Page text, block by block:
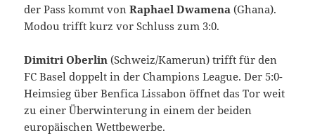
der Pass kommt vonRaphael Dwamena (Ghana).
Modou trifft kurz vor Schluss zum 3:0.
Dimitri Oberlin (Schweiz/Kamerun) trifft für den
FC Basel doppelt in der Champions League. Der 5:0-
Heimsieg über Benfica Lissabon öffnet das Tor weit
zu einer Überwinterung in einem der beiden
europäischen Wettbewerbe.